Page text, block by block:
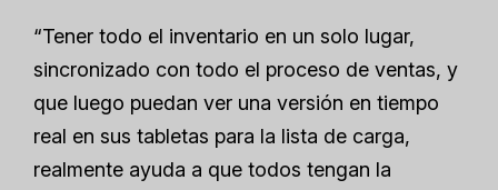
“Tener todo el inventario en un solo lugar,
sincronizado con todo el proceso de ventas, y
que luego puedan ver una versión en tiempo
real en sus tabletas para la lista de carga,
realmente ayuda a que todos tengan la